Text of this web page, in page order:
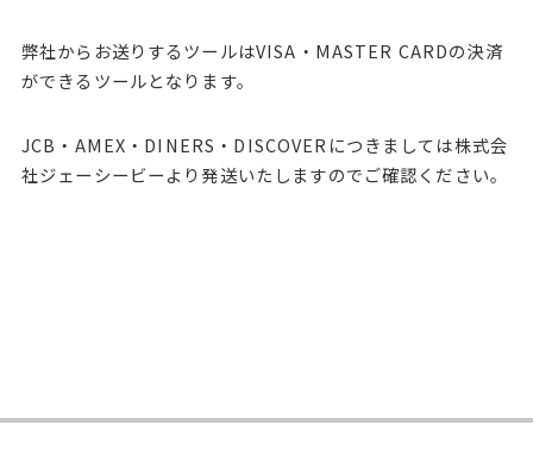
弊社からお送りするツールはVISA・MASTER CARDの決済
ができるツールとなります。
JCB・AMEX・DINERS・DISCOVERにつきましては株式会
社ジェーシービーより発送いたしますのでご確認ください。